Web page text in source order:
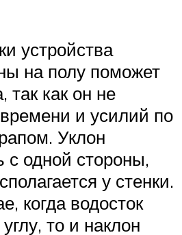
устройства
на полу поможет
так как он не
и усилий по
Уклон
с одной стороны,
у стенки.
когда водосток
то и наклон